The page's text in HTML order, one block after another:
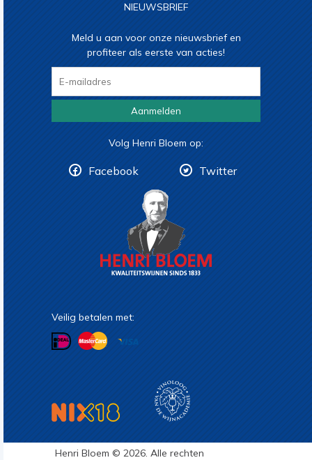
NIEUWSBRIEF
Meld u aan voor onze nieuwsbrief en
profiteer als eerste van acties!
Aanmelden
Volg Henri Bloem op:
Facebook Twitter
Veilig betalen met:
Henri Bloem © 2026. Alle rechten